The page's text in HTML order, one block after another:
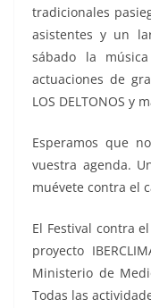
tradicionales
asistentes y un
sábado la
actuaciones de
LOS DELTONOS y
Esperamos que
vuestra agenda.
muévete contra el
El Festival contra
proyecto
Ministerio de
Todas las